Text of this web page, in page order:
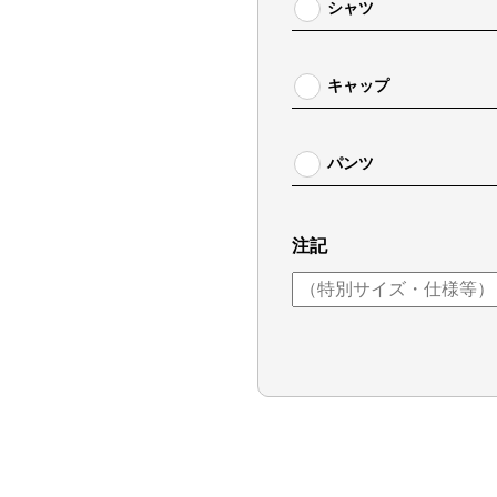
シャツ
キャップ
パンツ
注記